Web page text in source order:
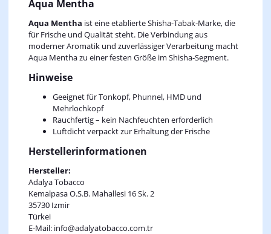
Aqua Mentha
Aqua Mentha ist eine etablierte Shisha‑Tabak‑Marke, die
für Frische und Qualität steht. Die Verbindung aus
moderner Aromatik und zuverlässiger Verarbeitung macht
Aqua Mentha zu einer festen Größe im Shisha‑Segment.
Hinweise
Geeignet für Tonkopf, Phunnel, HMD und
Mehrlochkopf
Rauchfertig – kein Nachfeuchten erforderlich
Luftdicht verpackt zur Erhaltung der Frische
Herstellerinformationen
Hersteller:
Adalya Tobacco
Kemalpasa O.S.B. Mahallesi 16 Sk. 2
35730 Izmir
Türkei
E-Mail: info@adalyatobacco.com.tr